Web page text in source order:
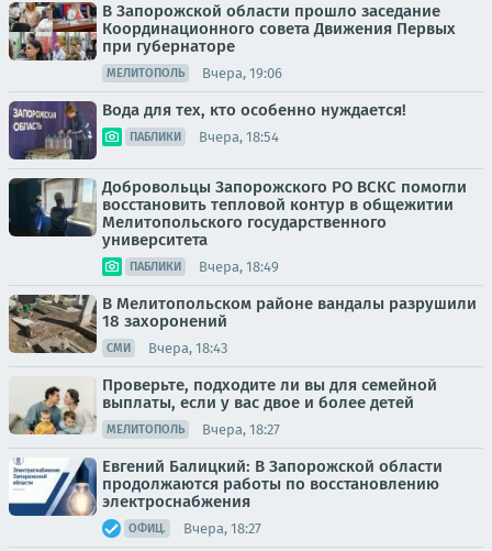
В Запорожской области прошло заседание
Координационного совета Движения Первых
при губернаторе
МЕЛИТОПОЛЬ Вчера, 19:06
Вода для тех, кто особенно нуждается!
ПАБЛИКИ Вчера, 18:54
Добровольцы Запорожского РО ВСКС помогли
восстановить тепловой контур в общежитии
Мелитопольского государственного
университета
ПАБЛИКИ Вчера, 18:49
В Мелитопольском районе вандалы разрушили
18 захоронений
СМИ Вчера, 18:43
Проверьте, подходите ли вы для семейной
выплаты, если у вас двое и более детей
МЕЛИТОПОЛЬ Вчера, 18:27
Евгений Балицкий: В Запорожской области
продолжаются работы по восстановлению
электроснабжения
ОФИЦ. Вчера, 18:27